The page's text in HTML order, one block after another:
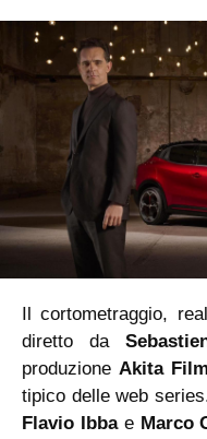
Il cortometraggio,
diretto da
produzione Akita Film
tipico delle web
Flavio Ibbae Marco